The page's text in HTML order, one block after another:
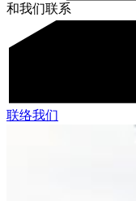
和我们联系
联络我们